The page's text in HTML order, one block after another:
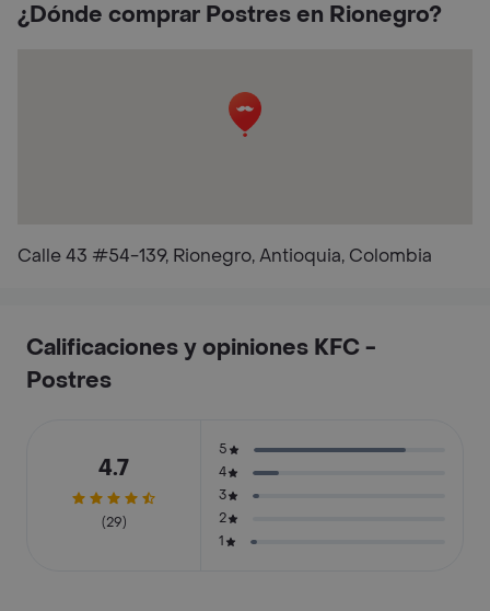
¿Dónde comprar Postres en Rionegro?
Calle 43 #54-139, Rionegro, Antioquia, Colombia
Calificaciones y opiniones KFC -
Postres
4.7
(29)
5
4
3
2
1